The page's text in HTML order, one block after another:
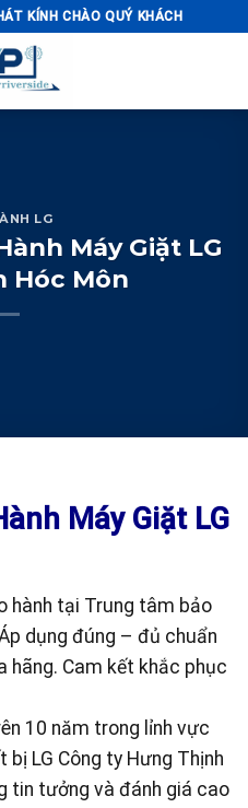
KÍNH CHÀO QUÝ KHÁCH
LG
Máy Giặt LG
Hóc Môn
Máy Giặt LG
hành tại Trung tâm bảo
dụng đúng – đủ chuẩn
hãng. Cam kết khắc phục
10 năm trong lỉnh vực
LG Công ty Hưng Thịnh
tin tưởng và đánh giá cao